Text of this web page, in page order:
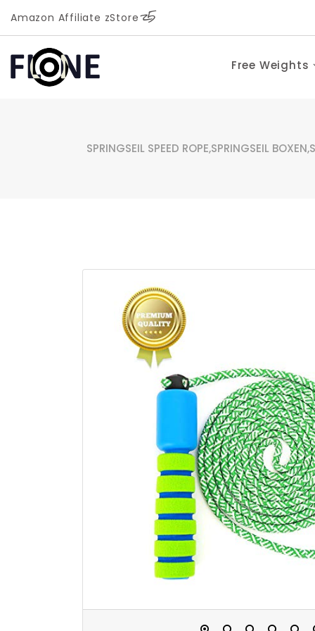
Amazon Affiliate zStore
Free Weights
SPRINGSEIL SPEED ROPE,SPRINGSEIL